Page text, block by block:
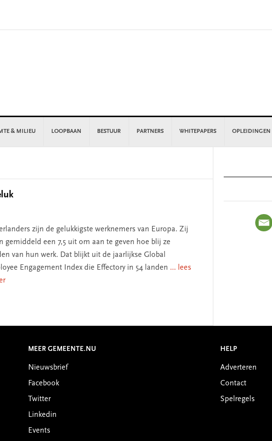
& MILIEU LOOPBAAN BESTUUR PARTNERS WHITEPAPERS OPLEIDINGEN
zijn de gelukkigste werknemers van Europa. Zij
gemiddeld een 7,5 uit om aan te geven hoe blij ze
van hun werk. Dat blijkt uit de jaarlijkse Global
Engagement Index die Effectory in 54 landen ... lees
Sidebar
MEER GEMEENTE.NU
Nieuwsbrief
Facebook
Twitter
Linkedin
Events
HELP
Adverteren
Contact
Spelregels